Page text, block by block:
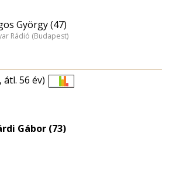
György (47)
Rádió (Budapest)
átl. 56 év)
Gábor (73)